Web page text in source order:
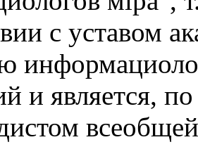
с уставом
и является,